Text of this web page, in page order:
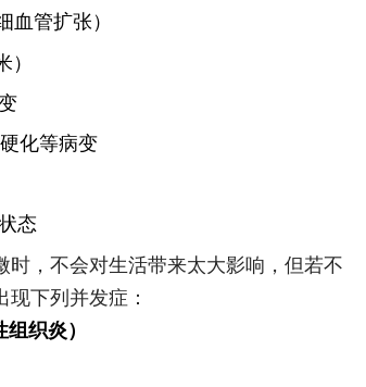
管扩张）
化等病变
态
，不会对生活带来太大影响，但若不
下列并发症：
织炎）